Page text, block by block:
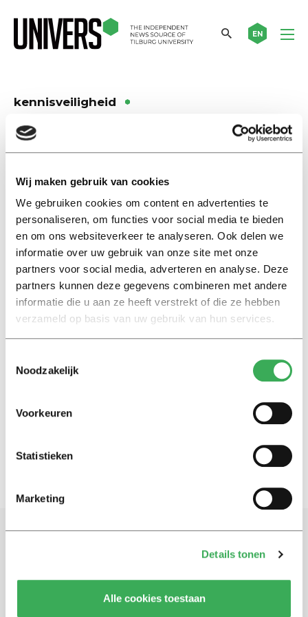
Wij maken gebruik van cookies
We gebruiken cookies om content en advertenties te
personaliseren, om functies voor social media te bieden
en om ons websiteverkeer te analyseren. Ook delen we
informatie over uw gebruik van onze site met onze
partners voor social media, adverteren en analyse. Deze
partners kunnen deze gegevens combineren met andere
informatie die u aan ze heeft verstrekt of die ze hebben
verzameld op basis van uw gebruik van hun services.
Noodzakelijk
Voorkeuren
Statistieken
Marketing
Details tonen
Alle cookies toestaan
EN
kennisveiligheid
onderzoekers voor ‘keiharde
25 maart 2025
Nieuws
Minister houdt vast aan
screening buitenlandse
onderzoekers en studenten
18 oktober 2023
Tijdelijke contracten schaden
Univers.